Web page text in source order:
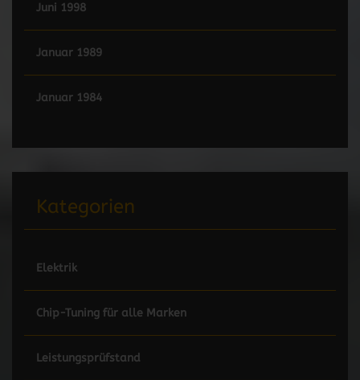
Juni 1998
Januar 1989
Januar 1984
Kategorien
Elektrik
Chip-Tuning für alle Marken
Leistungsprüfstand